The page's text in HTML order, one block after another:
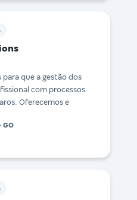
que a gestão dos
com processos
Oferecemos e
GO